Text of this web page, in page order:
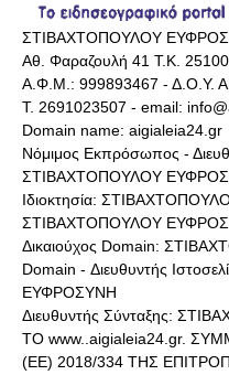
ΣΤΙΒΑΧΤΟΠΟΥΛΟΥ
Αθ. Φαραζουλή 41 Τ.Κ. 25100
Α.Φ.Μ.: 999893467 - Δ.Ο.Υ.
Τ. 2691023507 - email:
Domain name: aigialeia24.gr
Νόμιμος Εκπρόσωπος -
ΣΤΙΒΑΧΤΟΠΟΥΛΟΥ
Ιδιοκτησία:
ΣΤΙΒΑΧΤΟΠΟΥΛΟΥ
Δικαιούχος Domain:
Domain - Διευθυντής
ΕΥΦΡΟΣΥΝΗ
Διευθυντής Σύνταξης:
ΤΟ www..aigialeia24.gr.
(ΕΕ) 2018/334 ΤΗΣ